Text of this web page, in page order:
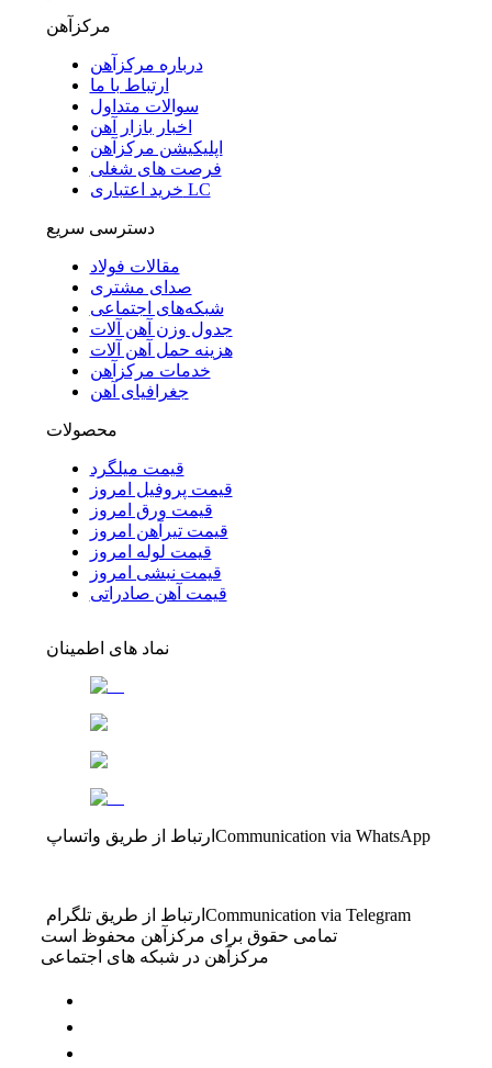
مرکزآهن
درباره مرکزآهن
ارتباط با ما
سوالات متداول
اخبار بازار آهن
اپلیکیشن مرکزآهن
فرصت های شغلی
خرید اعتباری LC
دسترسی سریع
مقالات فولاد
صدای مشتری
شبکه‌های اجتماعی
جدول وزن آهن آلات
هزینه حمل آهن آلات
خدمات مرکزآهن
جغرافیای آهن
محصولات
قیمت میلگرد
قیمت پروفیل امروز
قیمت ورق امروز
قیمت تیرآهن امروز
قیمت لوله امروز
قیمت نبشی امروز
قیمت آهن صادراتی
نماد های اطمینان
ارتباط از طریق واتساپ Communication via WhatsApp
ارتباط از طریق تلگرام Communication via Telegram
تمامی حقوق برای مرکزآهن محفوظ است
مرکزآهن در شبکه های اجتماعی